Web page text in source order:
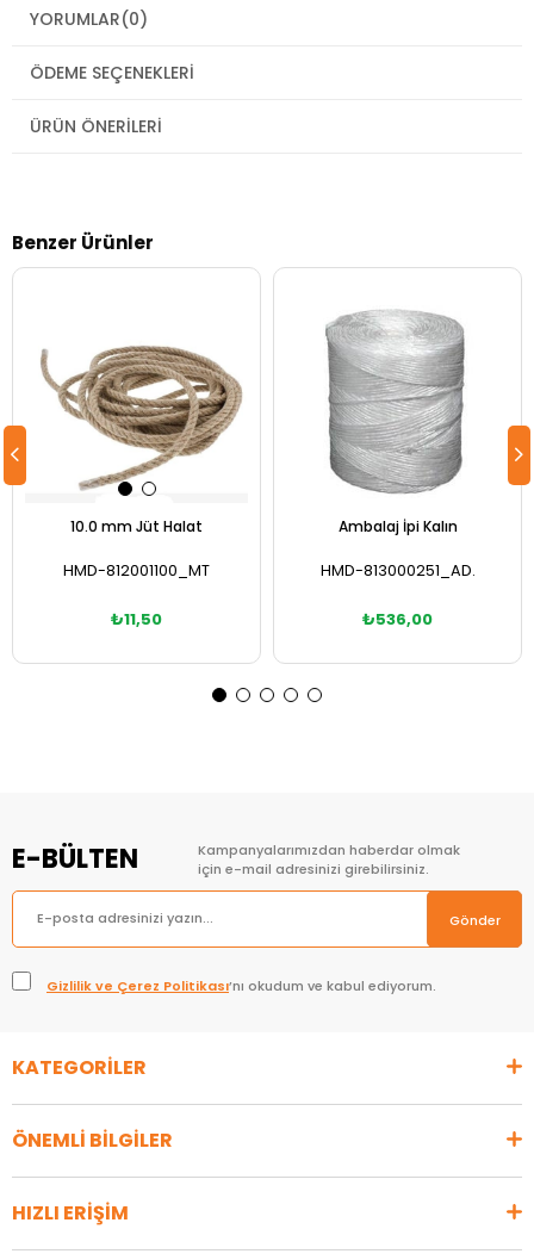
YORUMLAR(0)
ÖDEME SEÇENEKLERI
ÜRÜN ÖNERILERI
Benzer Ürünler
10.0 mm Jüt Halat
HMD-812001100_MT
₺11,50
Ambalaj İpi Kalın
HMD-813000251_AD.
₺536,00
E-BÜLTEN
Kampanyalarımızdan haberdar olmak
için e-mail adresinizi girebilirsiniz.
Gönder
Gizlilik ve Çerez Politikası’nı okudum ve kabul ediyorum.
KATEGORİLER
ÖNEMLİ BİLGİLER
HIZLI ERİŞİM